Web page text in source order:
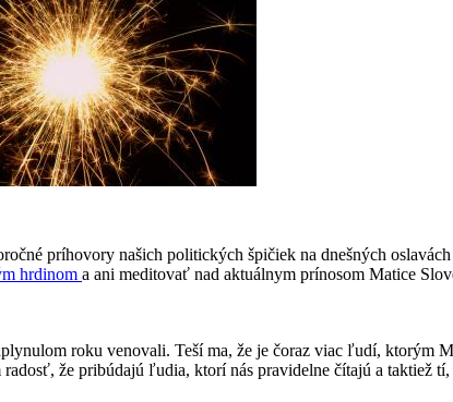
príhovory našich politických špičiek na dnešných
hrdinom a ani meditovať nad aktuálnym prínosom Matice
roku venovali. Teší ma, že je čoraz viac ľudí, ktorým
že pribúdajú ľudia, ktorí nás pravidelne čítajú a taktiež